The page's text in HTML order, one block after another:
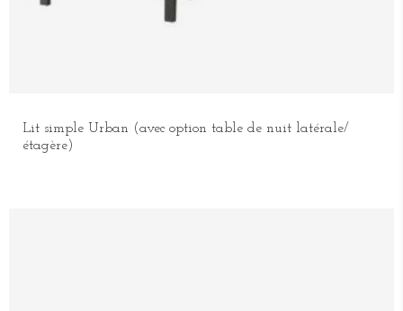
Lit simple Urban (avec option table de nuit latérale/
étagère)